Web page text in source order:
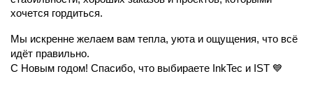
хочется гордиться.
Мы искренне желаем вам тепла, уюта и ощущения, что всё
идёт правильно.
С Новым годом! Спасибо, что выбираете InkTec и IST 💙